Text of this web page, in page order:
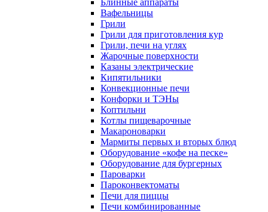
Блинные аппараты
Вафельницы
Грили
Грили для приготовления кур
Грили, печи на углях
Жарочные поверхности
Казаны электрические
Кипятильники
Конвекционные печи
Конфорки и ТЭНы
Коптильни
Котлы пищеварочные
Макароноварки
Мармиты первых и вторых блюд
Оборудование «кофе на песке»
Оборудование для бургерных
Пароварки
Пароконвектоматы
Печи для пиццы
Печи комбинированные